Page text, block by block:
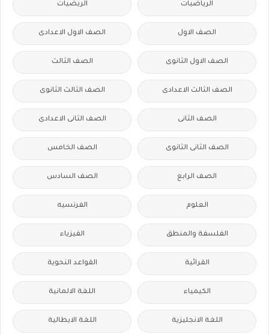
الرياضيات الريضيات
الصف الاول الصف الاول الاعدادى
الصف الاول الثانوى الصف الثالث
الصف الثالث الاعدادى الصف الثالث الثانوى
الصف الثانى الصف الثانى الاعدادى
الصف الثانى الثانوى الصف الخامس
الصف الرابع الصف السادس
العلوم الفرنسيه
الفلسفة والمنطق الفيزياء
القرائية القواعد النحوية
الكيمياء اللغة الالمانية
اللغة الانجليزية اللغة الايطالية